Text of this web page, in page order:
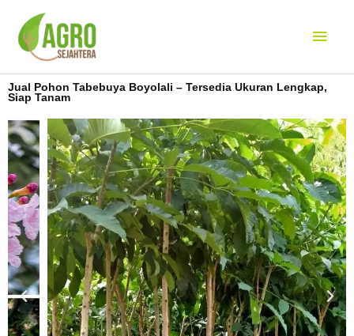
konten
Jual Pohon Tabebuya Boyolali – Tersedia Ukuran Lengkap,
Siap Tanam